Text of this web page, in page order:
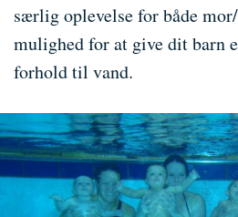
særlig oplevelse for både
mulighed for at give dit barn
forhold til vand.